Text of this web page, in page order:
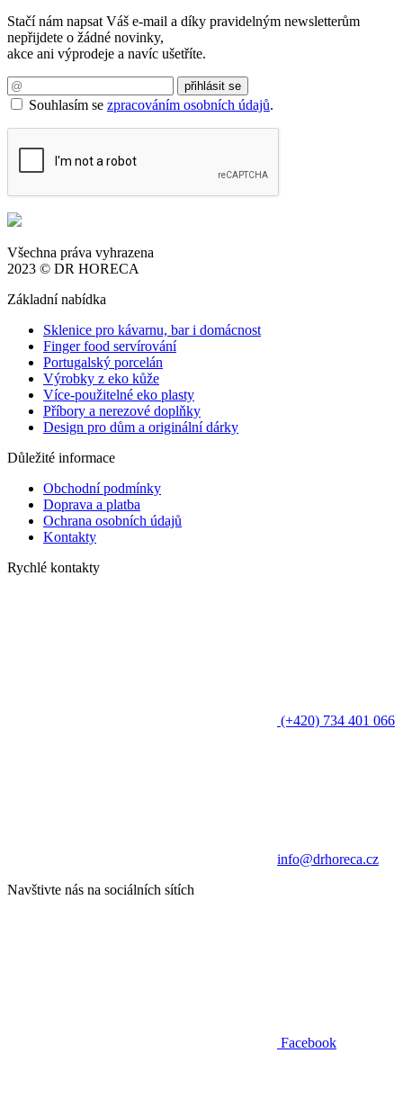
Stačí nám napsat Váš e-mail a díky pravidelným newsletterům
nepřijdete o žádné novinky,
akce ani výprodeje a navíc ušetříte.
Souhlasím se zpracováním osobních údajů.
Všechna práva vyhrazena
2023 © DR HORECA
Základní nabídka
Sklenice pro kávarnu, bar i domácnost
Finger food servírování
Portugalský porcelán
Výrobky z eko kůže
Více-použitelné eko plasty
Příbory a nerezové doplňky
Design pro dům a originální dárky
Důležité informace
Obchodní podmínky
Doprava a platba
Ochrana osobních údajů
Kontakty
Rychlé kontakty
(+420) 734 401 066
info@drhoreca.cz
Navštivte nás na sociálních sítích
Facebook